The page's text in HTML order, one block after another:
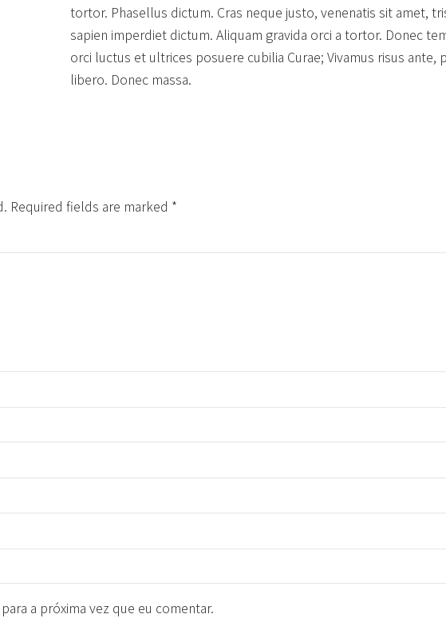
tortor. Phasellus dictum. Cras neque justo, venenatis sit amet,
sapien imperdiet dictum. Aliquam gravida orci a tortor. Donec
orci luctus et ultrices posuere cubilia Curae; Vivamus risus
libero. Donec massa.
Required fields are marked *
a próxima vez que eu comentar.